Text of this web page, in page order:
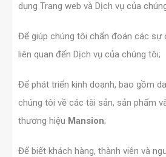
dụng Trang web và Dịch vụ của
Để giúp chúng tôi chẩn đoán các sự
liên quan đến Dịch vụ của chúng tôi;
Để phát triển kinh doanh, bao gồm
chúng tôi về các tài sản, sản phẩm
thương hiệu Mansion;
Để biết khách hàng, thành viên và